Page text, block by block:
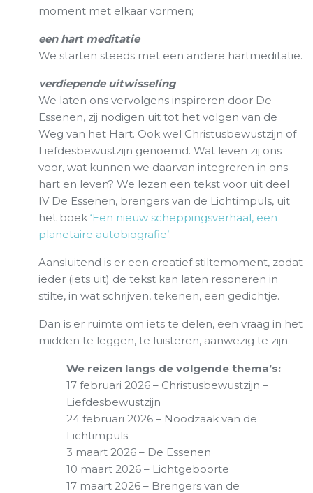
moment met elkaar vormen;
een hart meditatie
We starten steeds met een andere hartmeditatie.
verdiepende uitwisseling
We laten ons vervolgens inspireren door De
Essenen, zij nodigen uit tot het volgen van de
Weg van het Hart. Ook wel Christusbewustzijn of
Liefdesbewustzijn genoemd. Wat leven zij ons
voor, wat kunnen we daarvan integreren in ons
hart en leven? We lezen een tekst voor uit deel
IV De Essenen, brengers van de Lichtimpuls, uit
het boek ‘Een nieuw scheppingsverhaal, een
planetaire autobiografie’.
Aansluitend is er een creatief stiltemoment, zodat
ieder (iets uit) de tekst kan laten resoneren in
stilte, in wat schrijven, tekenen, een gedichtje.
Dan is er ruimte om iets te delen, een vraag in het
midden te leggen, te luisteren, aanwezig te zijn.
We reizen langs de volgende thema’s:
17 februari 2026 – Christusbewustzijn –
Liefdesbewustzijn
24 februari 2026 – Noodzaak van de
Lichtimpuls
3 maart 2026 – De Essenen
10 maart 2026 – Lichtgeboorte
17 maart 2026 – Brengers van de